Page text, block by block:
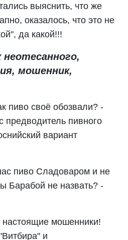
выяснить, что же
оказалось, что это не
да какой!!!
неотесанного,
мошенник,
пиво своё обозвали? -
предводитель пивного
вариант
пиво Сладоваром и не
Барабой не назвать? -
мошенники!
и